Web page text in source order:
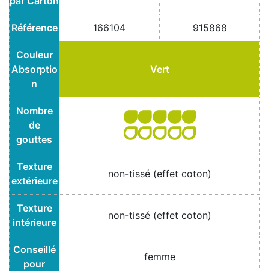
Référence 166104 915868
Couleur
Absorptio
n
Vert
Nombre
de
gouttes
Texture
extérieure
non-tissé (effet coton)
Texture
intérieure
non-tissé (effet coton)
Conseillé
pour
femme